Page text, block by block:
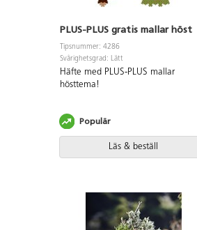
PLUS-PLUS gratis mallar höst
Tipsnummer: 4286
Svårighetsgrad: Lätt
Häfte med PLUS-PLUS mallar
hösttema!
Läs & beställ
Populär